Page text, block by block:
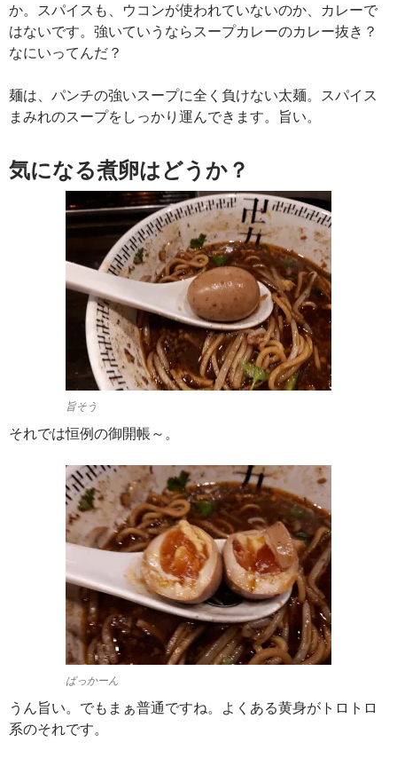
か。スパイスも、ウコンが使われていないのか、カレーで
はないです。強いていうならスープカレーのカレー抜き？
なにいってんだ？
麺は、パンチの強いスープに全く負けない太麺。スパイス
まみれのスープをしっかり運んできます。旨い。
気になる煮卵はどうか？
旨そう
それでは恒例の御開帳～。
ぱっかーん
うん旨い。でもまぁ普通ですね。よくある黄身がトロトロ
系のそれです。